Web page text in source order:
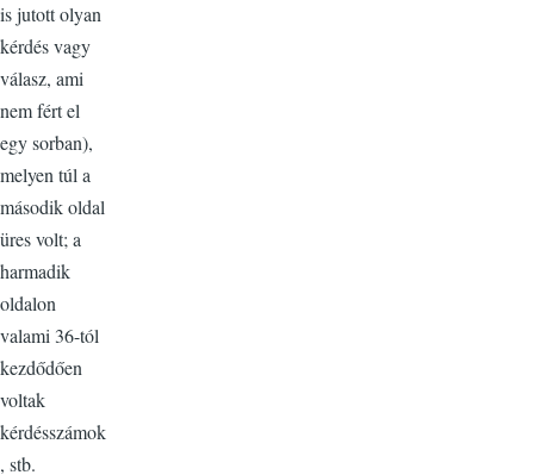
is jutott olyan
kérdés vagy
válasz, ami
nem fért el
egy sorban),
melyen túl a
második oldal
üres volt; a
harmadik
oldalon
valami 36-tól
kezdődően
voltak
kérdésszámok
, stb.